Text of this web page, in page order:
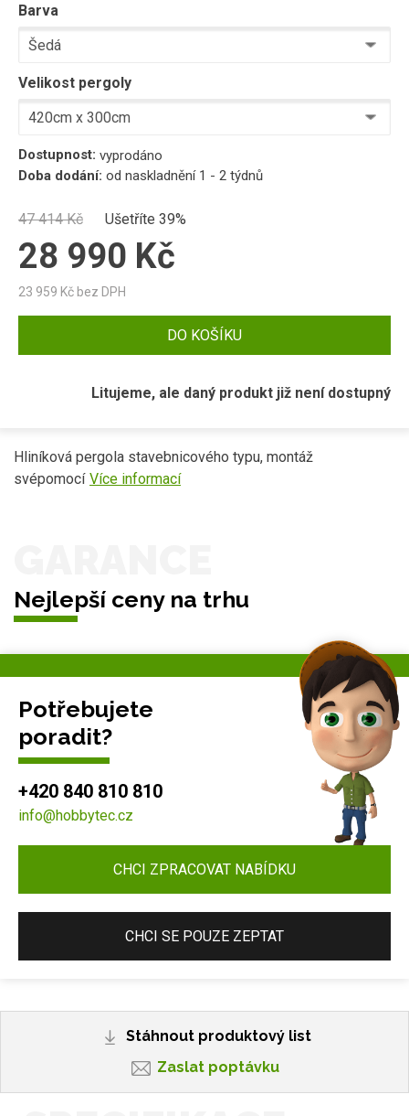
Barva
Velikost pergoly
Dostupnost: vyprodáno
Doba dodání: od naskladnění 1 - 2 týdnů
47 414Kč Ušetříte 39%
28 990 Kč
23 959 Kč bez DPH
DO KOŠÍKU
Litujeme, ale daný produkt již není dostupný
Hliníková pergola stavebnicového typu, montáž
svépomocí Více informací
Nejlepší ceny na trhu
Potřebujete
poradit?
+420 840 810 810
info@hobbytec.cz
CHCI ZPRACOVAT NABÍDKU
CHCI SE POUZE ZEPTAT
Stáhnout produktový list
Zaslat poptávku